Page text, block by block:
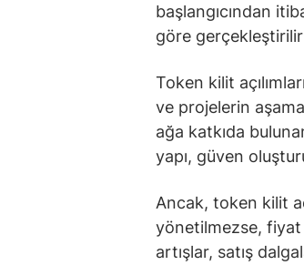
başlangıcından
göre gerçekleştirilir
Token kilit
ve projelerin
ağa katkıda
yapı, güven
Ancak, token kilit
yönetilmezse, fiyat
artışlar, satış